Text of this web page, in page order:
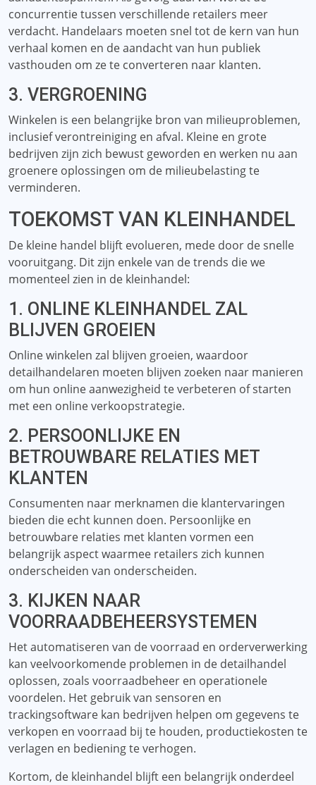
concurrentie tussen verschillende retailers meer
verdacht. Handelaars moeten snel tot de kern van hun
verhaal komen en de aandacht van hun publiek
vasthouden om ze te converteren naar klanten.
3. VERGROENING
Winkelen is een belangrijke bron van milieuproblemen,
inclusief verontreiniging en afval. Kleine en grote
bedrijven zijn zich bewust geworden en werken nu aan
groenere oplossingen om de milieubelasting te
verminderen.
TOEKOMST VAN KLEINHANDEL
De kleine handel blijft evolueren, mede door de snelle
vooruitgang. Dit zijn enkele van de trends die we
momenteel zien in de kleinhandel:
1. ONLINE KLEINHANDEL ZAL
BLIJVEN GROEIEN
Online winkelen zal blijven groeien, waardoor
detailhandelaren moeten blijven zoeken naar manieren
om hun online aanwezigheid te verbeteren of starten
met een online verkoopstrategie.
2. PERSOONLIJKE EN
BETROUWBARE RELATIES MET
KLANTEN
Consumenten naar merknamen die klantervaringen
bieden die echt kunnen doen. Persoonlijke en
betrouwbare relaties met klanten vormen een
belangrijk aspect waarmee retailers zich kunnen
onderscheiden van onderscheiden.
3. KIJKEN NAAR
VOORRAADBEHEERSYSTEMEN
Het automatiseren van de voorraad en orderverwerking
kan veelvoorkomende problemen in de detailhandel
oplossen, zoals voorraadbeheer en operationele
voordelen. Het gebruik van sensoren en
trackingsoftware kan bedrijven helpen om gegevens te
verkopen en voorraad bij te houden, productiekosten te
verlagen en bediening te verhogen.
Kortom, de kleinhandel blijft een belangrijk onderdeel